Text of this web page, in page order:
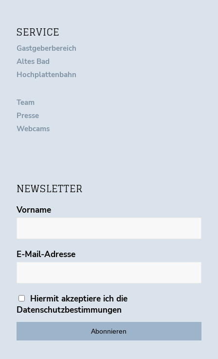
SERVICE
Gastgeberbereich
Altes Bad
Hochplattenbahn
Team
Presse
Webcams
NEWSLETTER
Vorname
E-Mail-Adresse
Hiermit akzeptiere ich die
Datenschutzbestimmungen